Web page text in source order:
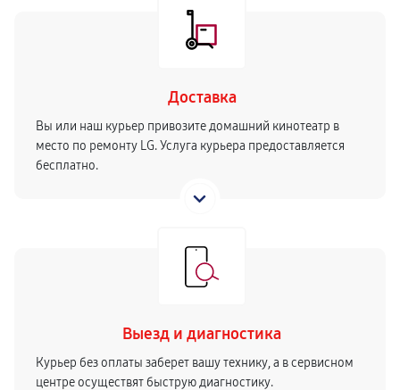
Доставка
Вы или наш курьер привозите домашний кинотеатр в
место по ремонту LG. Услуга курьера предоставляется
бесплатно.
Выезд и диагностика
Курьер без оплаты заберет вашу технику, а в сервисном
центре осуществят быструю диагностику.